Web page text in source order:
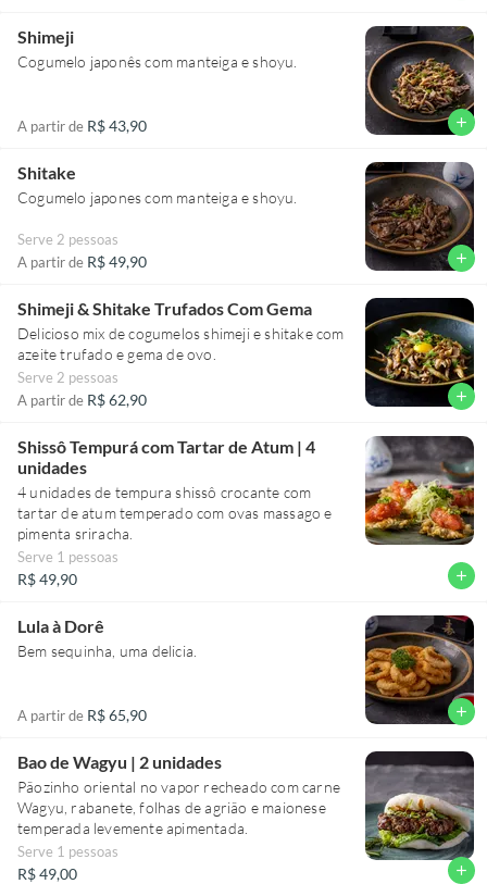
Shimeji
Cogumelo japonês com manteiga e shoyu.
A partir de R$ 43,90 add
Shitake
Cogumelo japones com manteiga e shoyu.
Serve 2 pessoas
A partir de R$ 49,90 add
Shimeji & Shitake Trufados Com Gema
Delicioso mix de cogumelos shimeji e shitake com
azeite trufado e gema de ovo.
Serve 2 pessoas
A partir de R$ 62,90 add
Shissô Tempurá com Tartar de Atum | 4
unidades
4 unidades de tempura shissô crocante com
tartar de atum temperado com ovas massago e
pimenta sriracha.
Serve 1 pessoas
R$ 49,90 add
Lula à Dorê
Bem sequinha, uma delicia.
A partir de R$ 65,90 add
Bao de Wagyu | 2 unidades
Pãozinho oriental no vapor recheado com carne
Wagyu, rabanete, folhas de agrião e maionese
temperada levemente apimentada.
Serve 1 pessoas
R$ 49,00 add